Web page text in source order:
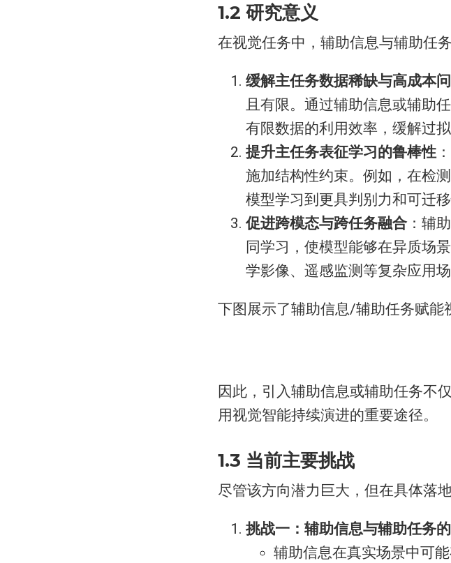
1.2 研究意义
在视觉任务中，辅助信息与辅助任
缓解主任务数据稀缺与高成本
且有限。通过辅助信息或辅助
有限数据的利用效率，缓解过
提升主任务表征学习的鲁棒性
施加结构性约束。例如，在检
模型学习到更具判别力和可迁移
促进跨模态与跨任务融合：辅
同学习，使模型能够在异质场
学影像、遥感监测等复杂应用场
下图展示了辅助信息/辅助任务赋能
因此，引入辅助信息或辅助任务不
用视觉智能持续演进的重要途径。
1.3 当前主要挑战
尽管该方向潜力巨大，但在具体落
挑战一：辅助信息与辅助任务
辅助信息在真实场景中可